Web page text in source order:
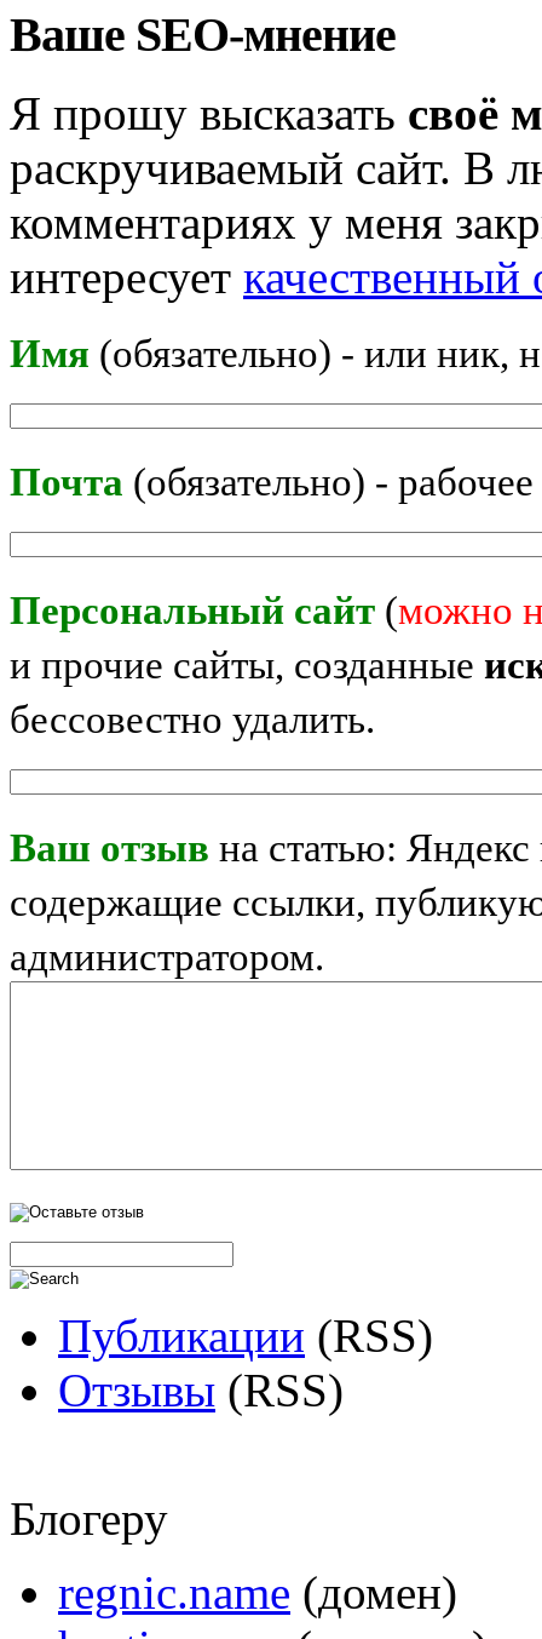
Ваше SEO-мнение
Я прошу высказать своё
раскручиваемый сайт. В
комментариях у меня
интересует
Имя (обязательно) - или ник,
Почта (обязательно) -
Персональный сайт (можно
и прочие сайты, созданные
бессовестно удалить.
Ваш отзыв на статью:
содержащие ссылки,
администратором.
Публикации (RSS)
Отзывы (RSS)
Блогеру
regnic.name (домен)